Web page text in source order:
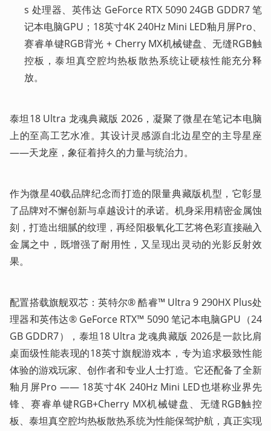
s 处理器、英伟达 GeForce RTX 5090 24GB GDDR7 笔
记本电脑GPU；18英寸4K 240Hz Mini LED釉月屏Pro、
赛睿单键RGB背光 + Cherry MX机械键盘、无缝RGB触
控板，泰坦真空腔均热板散热系统让硬核性能充分释
放。
泰坦18 Ultra 龙魂典藏版 2026，凝聚了微星在笔记本电脑
上的至高工艺水准。其设计灵感源自北边星空的主导星座
——天龙座，象征着持久的力量与统治力。
作为微星40载品牌纪念而打造的限量典藏版机型，它彰显
了品牌对不懈创新与卓越设计的承诺。机身采用精密金属蚀
刻，打造出细腻的纹理，再经阳极氧化工艺将色彩直接融入
金属之中，既增强了耐用性，又呈现出灵动的光影反射效
果。
配置搭载旗舰双芯：英特尔® 酷睿™ Ultra 9 290HX Plus处
理器和英伟达® GeForce RTX™ 5090 笔记本电脑GPU（24
GB GDDR7），泰坦18 Ultra 龙魂典藏版 2026是一款比肩
桌面级性能表现的18英寸旗舰游戏本，专为追求极致性能
体验的游戏玩家、创作者和专业人士打造。它还配备了全新
釉月屏Pro —— 18英寸4K 240Hz Mini LED也堪称业界先
锋、赛睿单键RGB+Cherry MX机械键盘、无缝RGB触控
板、泰坦真空腔均热板散热系统为性能保驾护航，真正实现